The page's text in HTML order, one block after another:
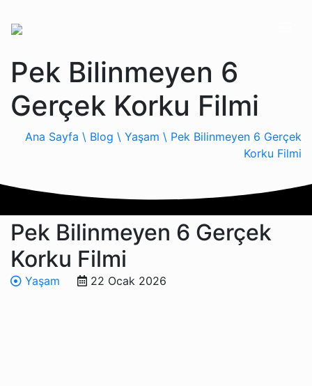
Pek Bilinmeyen 6
Gerçek Korku Filmi
Ana Sayfa \ Blog \ Yaşam \ Pek Bilinmeyen 6 Gerçek
Korku Filmi
Pek Bilinmeyen 6 Gerçek
Korku Filmi
Yaşam 22 Ocak 2026